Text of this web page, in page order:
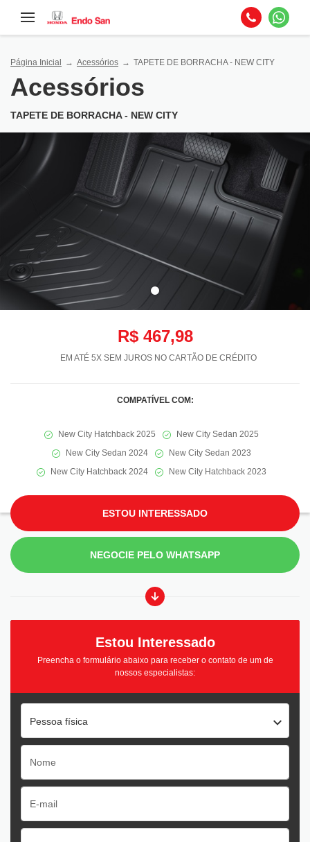
Página Inicial Acessórios TAPETE DE BORRACHA - NEW CITY
Acessórios
TAPETE DE BORRACHA - NEW CITY
R$ 467,98
EM ATÉ 5X SEM JUROS NO CARTÃO DE CRÉDITO
COMPATÍVEL COM:
New City Hatchback 2025
New City Sedan 2025
New City Sedan 2024
New City Sedan 2023
New City Hatchback 2024
New City Hatchback 2023
ESTOU INTERESSADO
NEGOCIE PELO WHATSAPP
Estou Interessado
Preencha o formulário abaixo para receber o contato de um de
nossos especialistas:
Pessoa física